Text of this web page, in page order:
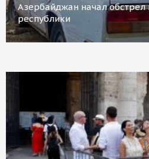
Азербайджан начал обстрел
республики